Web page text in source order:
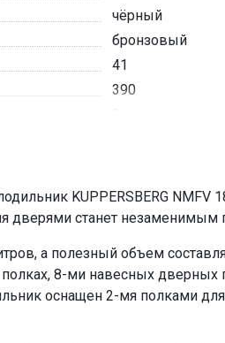
чёрный
бронзовый
41
390
да
4
170
13кг, 24ч
KUPPERSBERG NMFV
дверями станет
а полезный объем
8-ми навесных дверных
оснащен 2-мя полками